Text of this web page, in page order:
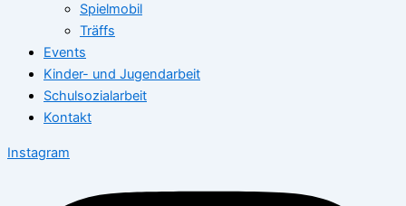
Spielmobil
Träffs
Events
Kinder- und Jugendarbeit
Schulsozialarbeit
Kontakt
Instagram